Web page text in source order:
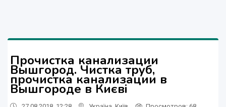
Прочистка канализации
Вышгород. Чистка труб,
прочистка канализации в
Вышгороде в Києві